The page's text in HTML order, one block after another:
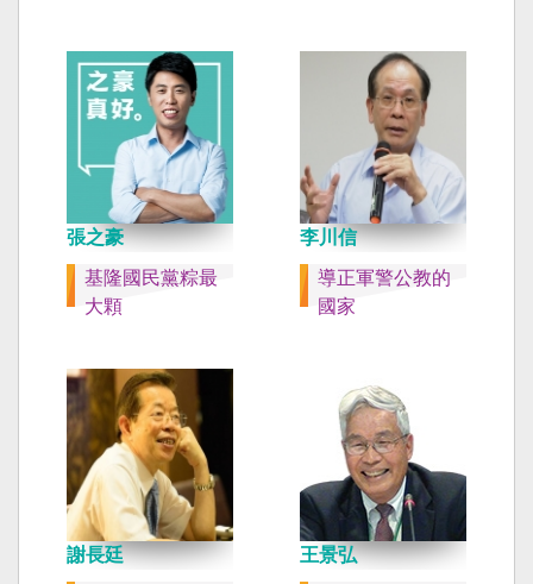
張之豪
基隆國民黨粽最
大顆
李川信
導正軍警公教的
國家
謝長廷
王景弘